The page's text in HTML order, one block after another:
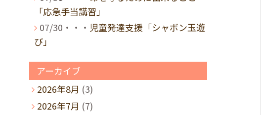
「応急手当講習」
07/30・・・ 児童発達支援「シャボン玉遊
び」
アーカイブ
2026年8月 (3)
2026年7月 (7)